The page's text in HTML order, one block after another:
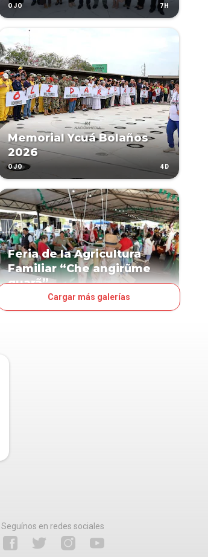
OJO 7H
Memorial Ycuá Bolaños
2026
OJO 4D
Feria de la Agricultura
Familiar “Che angirũme
guarã”
Cargar más galerías
Seguínos en redes sociales